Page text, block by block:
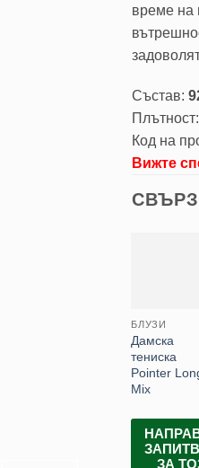
време на
Състав:
Плътност:
Код на
Вижте
БЛУЗИ
Дамска
тениска
Pointer
Mix
ЗА